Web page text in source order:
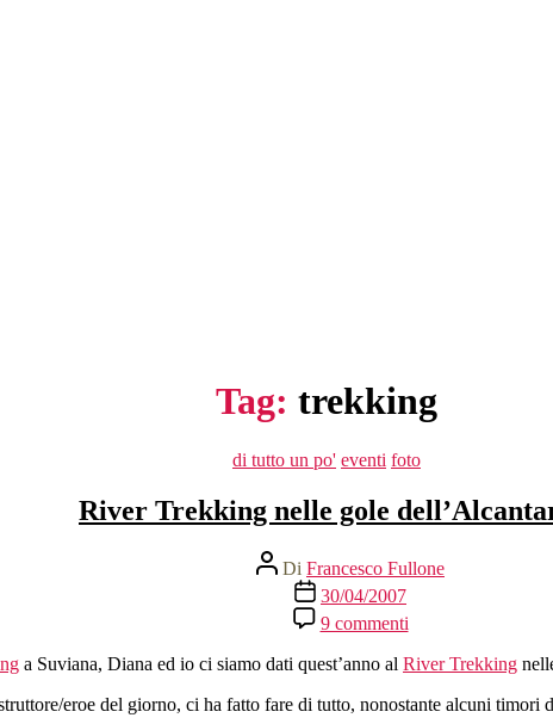
Tag: trekking
Categorie
di tutto un po' eventi foto
River Trekking nelle gole
Autore
articolo
Di Francesco Fullone
Data
dell'articolo
30/04/2007
9 commentisu
River
Trekking
gole
a Suviana, Diana ed io ci siamo dati quest’anno al River Trekking
eroe del giorno, ci ha fatto fare di tutto, nonostante alcuni